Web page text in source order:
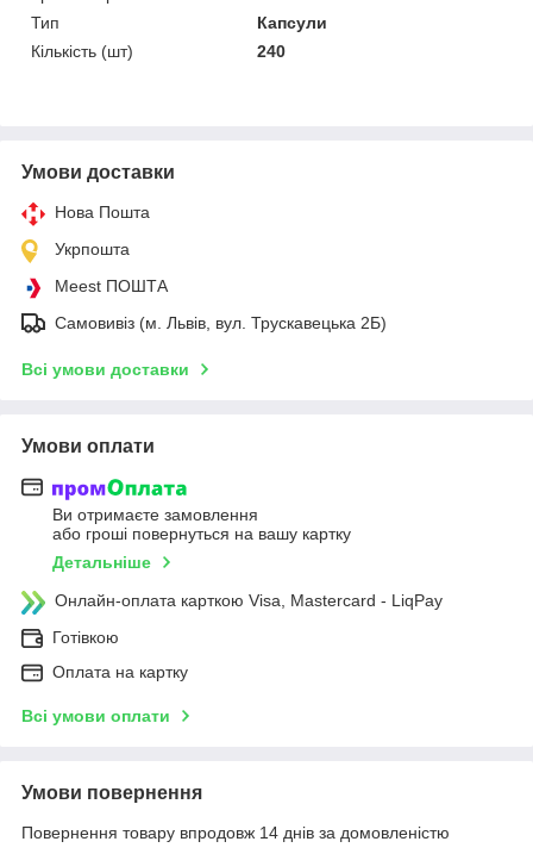
Тип
Капсули
Кількість (шт)
240
Умови доставки
Нова Пошта
Укрпошта
Meest ПОШТА
Самовивіз (м. Львів, вул. Трускавецька 2Б)
Всі умови доставки
Умови оплати
Ви отримаєте замовлення
або гроші повернуться на вашу картку
Детальніше
Онлайн-оплата карткою Visa, Mastercard - LiqPay
Готівкою
Оплата на картку
Всі умови оплати
Умови повернення
Повернення товару впродовж 14 днів за домовленістю